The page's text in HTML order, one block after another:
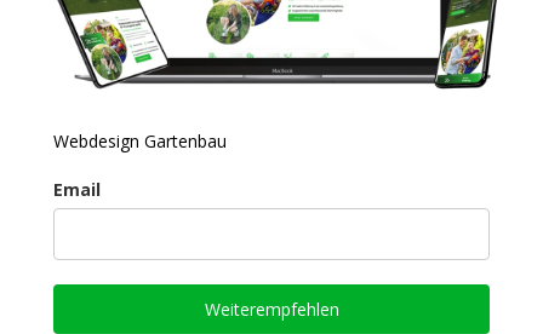
Webdesign Gartenbau
Email
Weiterempfehlen